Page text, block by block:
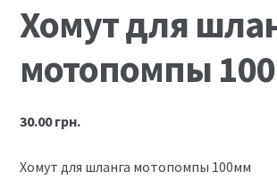
Хомут для
мотопомпы
30.00грн.
Хомут для шланга мотопомпы 100мм